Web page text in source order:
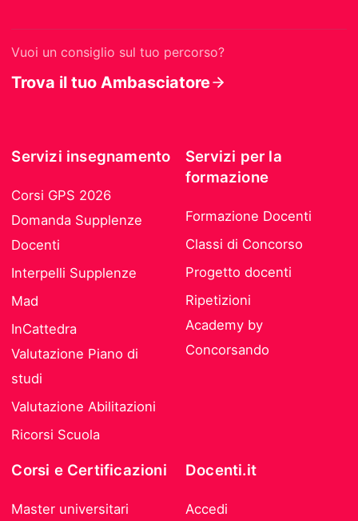
Vuoi un consiglio sul tuo percorso?
Trova il tuo Ambasciatore
Servizi insegnamento
Corsi GPS 2026
Domanda Supplenze
Docenti
Interpelli Supplenze
Mad
InCattedra
Valutazione Piano di
studi
Valutazione Abilitazioni
Ricorsi Scuola
Servizi per la
formazione
Formazione Docenti
Classi di Concorso
Progetto docenti
Ripetizioni
Academy by
Concorsando
Corsi e Certificazioni
Master universitari
Docenti.it
Accedi